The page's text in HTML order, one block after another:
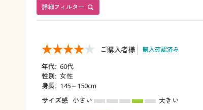
詳細フィルター
ご購入者様 購入確認済み
年代: 60代
性別: 女性
身長: 145～150cm
サイズ感 小さい
大きい